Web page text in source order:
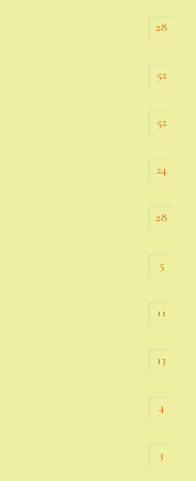
28
52
52
24
28
5
11
13
4
3